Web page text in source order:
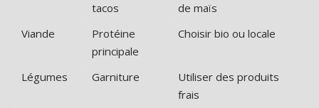
tacos
de maïs
Viande
Protéine
principale
Choisir bio ou locale
Légumes Garniture
Utiliser des produits
frais